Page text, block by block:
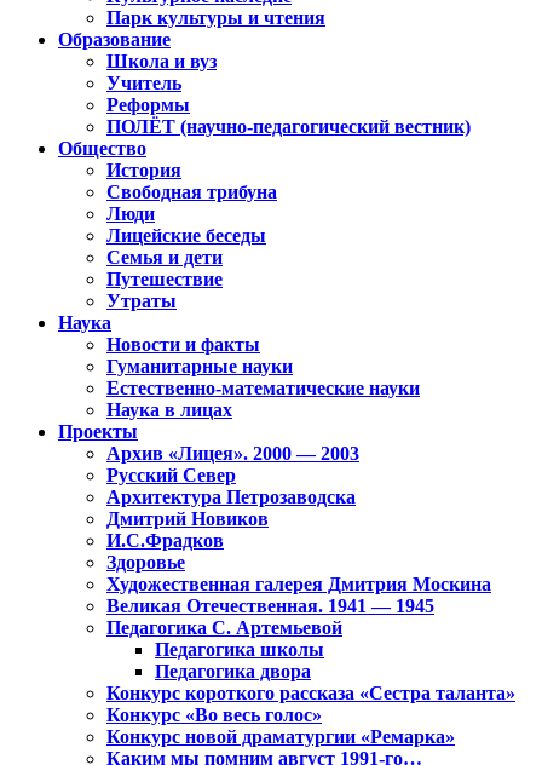
Парк культуры и чтения
Образование
Школа и вуз
Учитель
Реформы
ПОЛЁТ (научно-педагогический вестник)
Общество
История
Свободная трибуна
Люди
Лицейские беседы
Семья и дети
Путешествие
Утраты
Наука
Новости и факты
Гуманитарные науки
Естественно-математические науки
Наука в лицах
Проекты
Архив «Лицея». 2000 — 2003
Русский Север
Архитектура Петрозаводска
Дмитрий Новиков
И.С.Фрадков
Здоровье
Художественная галерея Дмитрия Москина
Великая Отечественная. 1941 — 1945
Педагогика С. Артемьевой
Педагогика школы
Педагогика двора
Конкурс короткого рассказа «Сестра таланта»
Конкурс «Во весь голос»
Конкурс новой драматургии «Ремарка»
Каким мы помним август 1991-го…